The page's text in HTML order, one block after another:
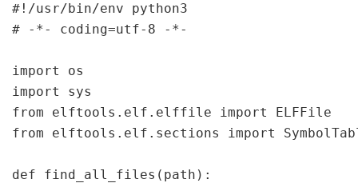
#!/usr/bin/env python3
# -*- coding=utf-8 -*-
import os
import sys
from elftools.elf.elffile import ELFFile
from elftools.elf.sections import
def find_all_files(path):